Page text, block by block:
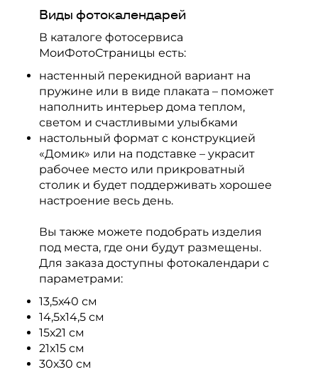
Виды фотокалендарей
В каталоге фотосервиса
МоиФотоСтраницы есть:
настенный перекидной вариант на
пружине или в виде плаката – поможет
наполнить интерьер дома теплом,
светом и счастливыми улыбками
настольный формат с конструкцией
«Домик» или на подставке – украсит
рабочее место или прикроватный
столик и будет поддерживать хорошее
настроение весь день.
Вы также можете подобрать изделия
под места, где они будут размещены.
Для заказа доступны фотокалендари с
параметрами:
13,5х40 см
14,5х14,5 см
15х21 см
21х15 см
30х30 см